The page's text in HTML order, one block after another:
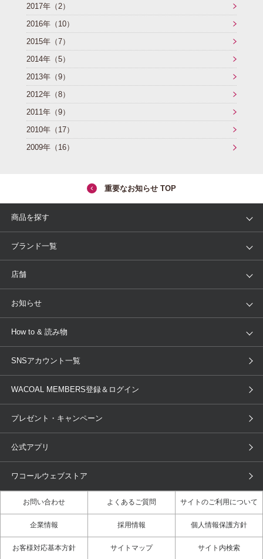
SNSアカウント一覧
プレゼント・キャンペーン
メールニュース登録
お問い合わせ
2017年（2）
2016年（10）
2015年（7）
2014年（5）
2013年（9）
2012年（8）
2011年（9）
2010年（17）
2009年（16）
重要なお知らせ TOP
商品を探す
アイテム
トピックス
ブランド一覧
WACOAL
AMPHI une nana cool
OUR WACOAL
WACOAL Remamma
Licensed Brands
店舗
店舗を探す
ブラ無料診断
3Dボディスキャン
お知らせ
新着情報
商品回収
ニュース＆トピックス
How to & 読み物
下着の基礎知識
ブラパン ワコールスタイル
大人の工場見学inベトナム 人間科学研究開発センター見学
店舗体験記（マンガ）
ワコールカルネアプリ使い方ガイ
3Dボディスキャン体験（マンガ）
SNSアカウント一覧
WACOAL MEMBERS登録＆ログイン
プレゼント・キャンペーン
公式アプリ
ワコールウェブストア
お問い合わせ よくあるご質問 サイトのご利用について
企業情報 採用情報 個人情報保護方針
お客様対応基本方針 サイトマップ サイト内検索